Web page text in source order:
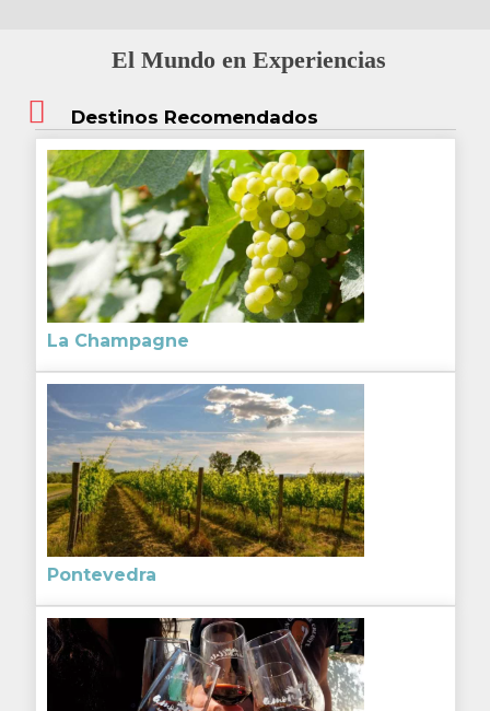
El Mundo en Experiencias
Destinos Recomendados
La Champagne
Pontevedra